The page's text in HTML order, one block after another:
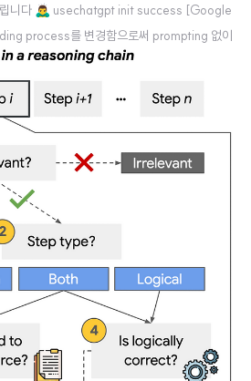
립니다 🙇‍♂️ usechatgpt init success [Google
process를 변경함으로써 prompting 없이
할 수 있다고 주장 - top-k개의 alternative to
내재하는 CoT paths를 확인. 즉 LLM에게 in
고 주장 1. Introduction LLM이 눈부신 발전
task에 대한 수행 능력의 발전이 큰 몫을 차
나 CoT (C..